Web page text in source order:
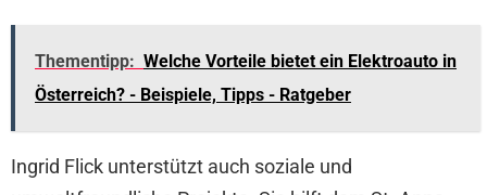
Thementipp: Welche Vorteile bietet ein Elektroauto in
Österreich? - Beispiele, Tipps - Ratgeber
Ingrid Flick unterstützt auch soziale und